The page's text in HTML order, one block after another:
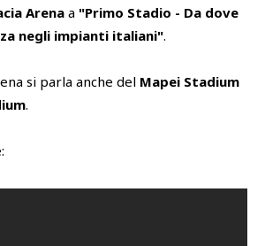
SHOP
PHOTOGALLERY
Arena a "Primo Stadio - Da dove
negli impianti italiani".
si parla anche del Mapei Stadium
.